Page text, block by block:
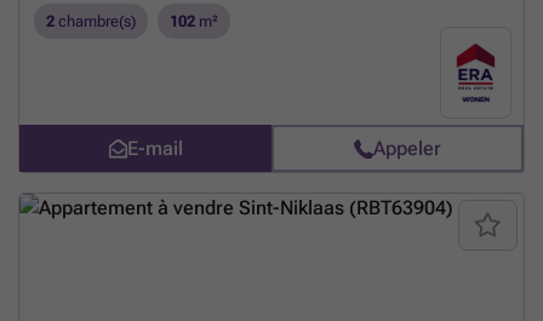
2 chambre(s) 102 m²
E-mail Appeler